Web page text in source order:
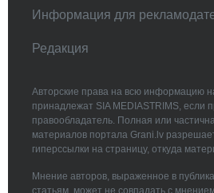
Информация для
Редакция
Авторские права на всю информацию
принадлежат SIA MEDIASTRIMS, если
правообладатель. Полная или
материалов портала Grani.lv
гиперссылки на страницу, откуда
Мнение авторов, выраженное в